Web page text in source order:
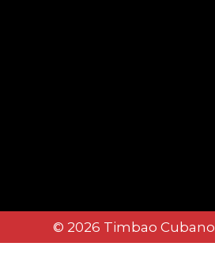
© 2026 Timbao